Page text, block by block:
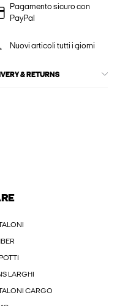
Pagamento sicuro con
PayPal
Nuovi articoli tutti i giorni
& RETURNS
LARGHI
CARGO